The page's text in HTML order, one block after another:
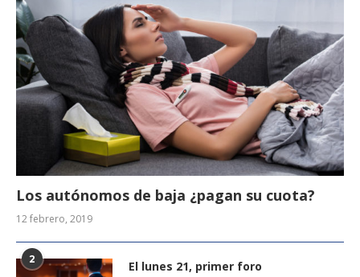
Los autónomos de baja ¿pagan su cuota?
12 febrero, 2019
2
El lunes 21, primer foro